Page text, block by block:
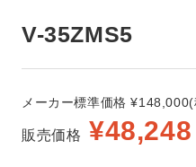
V-35ZMS5
メーカー標準価格
販売価格 ¥48,248